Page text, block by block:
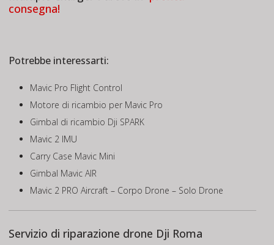
consegna!
Potrebbe interessarti:
Mavic Pro Flight Control
Motore di ricambio per Mavic Pro
Gimbal di ricambio Dji SPARK
Mavic 2 IMU
Carry Case Mavic Mini
Gimbal Mavic AIR
Mavic 2 PRO Aircraft – Corpo Drone – Solo Drone
Servizio di riparazione drone Dji Roma